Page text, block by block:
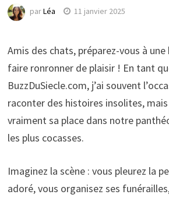
parLéa 11 janvier 2025
Amis des chats, préparez-vous à
faire ronronner de plaisir ! En tant
BuzzDuSiecle.com, j’ai souvent
raconter des histoires insolites,
vraiment sa place dans notre
les plus cocasses.
Imaginez la scène : vous pleurez la
adoré, vous organisez ses